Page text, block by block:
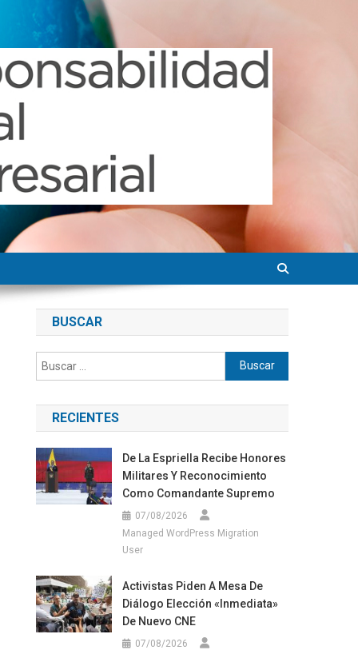
BUSCAR
Buscar:
RECIENTES
De La Espriella Recibe Honores
Militares Y Reconocimiento
Como Comandante Supremo
07/08/2026
Managed WordPress Migration
User
Activistas Piden A Mesa De
Diálogo Elección «inmediata»
De Nuevo CNE
07/08/2026